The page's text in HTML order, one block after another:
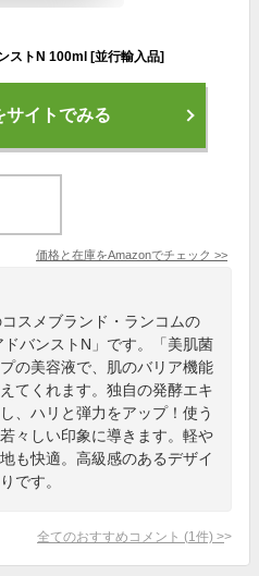
ストN 100ml [並行輸入品]
サイトでみる
価格と在庫をAmazonでチェック >>
スメブランド・ランコムの
バンストN」です。「美肌菌
の美容液で、肌のバリア機能
てくれます。独自の発酵エキ
、ハリと弾力をアップ！使う
々しい印象に導きます。軽や
も快適。高級感のあるデザイ
です。
全てのおすすめコメント (1 件) >